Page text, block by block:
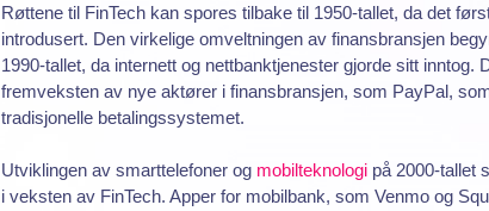
Røttene til FinTech kan spores tilbake til 1950-tallet, da det
introdusert. Den virkelige omveltningen av finansbransjen
1990-tallet, da internett og nettbanktjenester gjorde sitt inntog.
fremveksten av nye aktører i finansbransjen, som PayPal,
tradisjonelle betalingssystemet.
Utviklingen av smarttelefoner og mobilteknologipå 2000-tallet
i veksten av FinTech. Apper for mobilbank, som Venmo og